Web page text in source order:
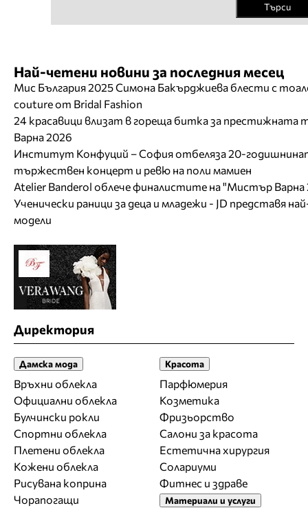
Търси
Най-четени новини за последния месец
Мис България 2025 Симона Бакърджиева блести с
couture от Bridal Fashion
24 красавици влизат в гореща битка за престижната
Варна 2026
Институт Конфуций – София отбеляза 20-
тържествен концерт и ревю на поли мамиен
Atelier Banderol облече финалистите на "Мистър Варна
Ученически раници за деца и младежи - JD представя
модели
Директория
Дамска мода
Връхни облекла
Официални облекла
Булчински рокли
Спортни облекла
Плетени облекла
Кожени облекла
Рисувана коприна
Чорапогащи
Красота
Парфюмерия
Козметика
Фризьорство
Салони за красота
Естетична хирургия
Солариуми
Фитнес и здраве
Материали и услуги